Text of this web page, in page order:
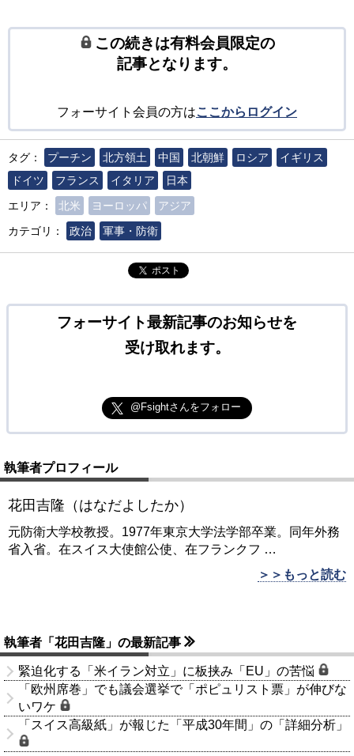
この続きは有料会員限定の
記事となります。
フォーサイト会員の方はここからログイン
タグ： プーチン 北方領土 中国 北朝鮮 ロシア
イギリス
ドイツ
フランス イタリア
日本
エリア：
北米 ヨーロッパ
アジア
カテゴリ：
政治 軍事・防衛
ポスト
フォーサイト最新記事のお知らせを
受け取れます。
@Fsightさんをフォロー
執筆者プロフィール
花田吉隆（はなだよしたか）
元防衛大学校教授。1977年東京大学法学部卒業。同年外務
省入省。在スイス大使館公使、在フランクフ …
＞＞もっと読む
執筆者「花田吉隆」の最新記事
緊迫化する「米イラン対立」に板挟み「EU」の苦悩
「欧州席巻」でも議会選挙で「ポピュリスト票」が伸びな
いワケ
「スイス高級紙」が報じた「平成30年間」の「詳細分析」